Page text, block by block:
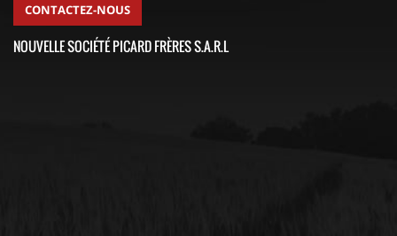
CONTACTEZ-NOUS
NOUVELLE SOCIÉTÉ PICARD FRÈRES S.A.R.L